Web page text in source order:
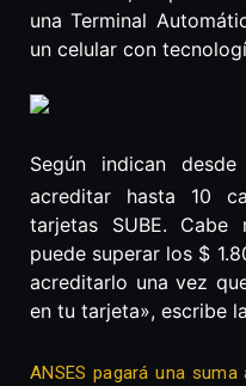
una Terminal
un celular con
Según indican
acreditar hasta 10
tarjetas SUBE.
puede superar los $
acreditarlo una vez
en tu tarjeta», escribe la
ANSES pagará una